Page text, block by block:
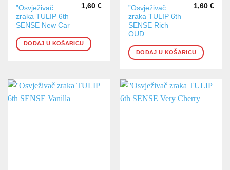
”Osvježivač
zraka TULIP 6th
SENSE New Car
1,60 €
DODAJ U KOŠARICU
”Osvježivač
zraka TULIP 6th
SENSE Rich
OUD
1,60 €
DODAJ U KOŠARICU